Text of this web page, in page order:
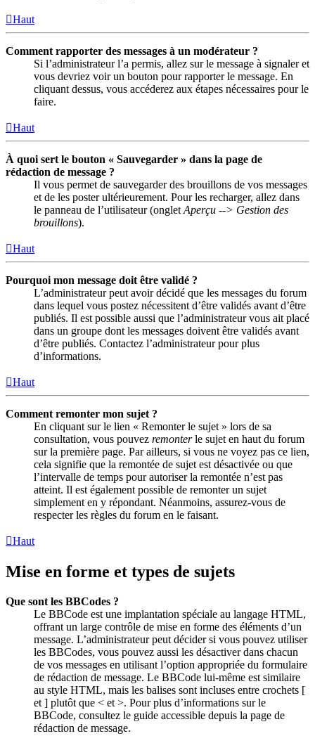
Haut
Comment rapporter des messages à un modérateur ?
Si l’administrateur l’a permis, allez sur le message à signaler et
vous devriez voir un bouton pour rapporter le message. En
cliquant dessus, vous accéderez aux étapes nécessaires pour le
faire.
Haut
À quoi sert le bouton « Sauvegarder » dans la page de
rédaction de message ?
Il vous permet de sauvegarder des brouillons de vos messages
et de les poster ultérieurement. Pour les recharger, allez dans
le panneau de l’utilisateur (onglet Aperçu --> Gestion des
brouillons).
Haut
Pourquoi mon message doit être validé ?
L’administrateur peut avoir décidé que les messages du forum
dans lequel vous postez nécessitent d’être validés avant d’être
publiés. Il est possible aussi que l’administrateur vous ait placé
dans un groupe dont les messages doivent être validés avant
d’être publiés. Contactez l’administrateur pour plus
d’informations.
Haut
Comment remonter mon sujet ?
En cliquant sur le lien « Remonter le sujet » lors de sa
consultation, vous pouvez remonterle sujet en haut du forum
sur la première page. Par ailleurs, si vous ne voyez pas ce lien,
cela signifie que la remontée de sujet est désactivée ou que
l’intervalle de temps pour autoriser la remontée n’est pas
atteint. Il est également possible de remonter un sujet
simplement en y répondant. Néanmoins, assurez-vous de
respecter les règles du forum en le faisant.
Haut
Mise en forme et types de sujets
Que sont les BBCodes ?
Le BBCode est une implantation spéciale au langage HTML,
offrant un large contrôle de mise en forme des éléments d’un
message. L’administrateur peut décider si vous pouvez utiliser
les BBCodes, vous pouvez aussi les désactiver dans chacun
de vos messages en utilisant l’option appropriée du formulaire
de rédaction de message. Le BBCode lui-même est similaire
au style HTML, mais les balises sont incluses entre crochets [
et ] plutôt que < et >. Pour plus d’informations sur le
BBCode, consultez le guide accessible depuis la page de
rédaction de message.